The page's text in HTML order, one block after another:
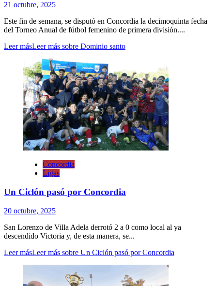
21 octubre, 2025
Este fin de semana, se disputó en Concordia la decimoquinta fecha
del Torneo Anual de fútbol femenino de primera división....
Leer másLeer más sobre Dominio santo
Concordia
Ligas
Un Ciclón pasó por Concordia
20 octubre, 2025
San Lorenzo de Villa Adela derrotó 2 a 0 como local al ya
descendido Victoria y, de esta manera, se...
Leer másLeer más sobre Un Ciclón pasó por Concordia